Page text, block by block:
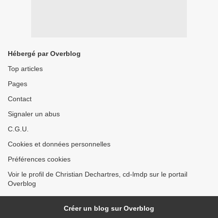
Hébergé par Overblog
Top articles
Pages
Contact
Signaler un abus
C.G.U.
Cookies et données personnelles
Préférences cookies
Voir le profil de Christian Dechartres, cd-lmdp sur le portail
Overblog
Créer un blog sur Overblog